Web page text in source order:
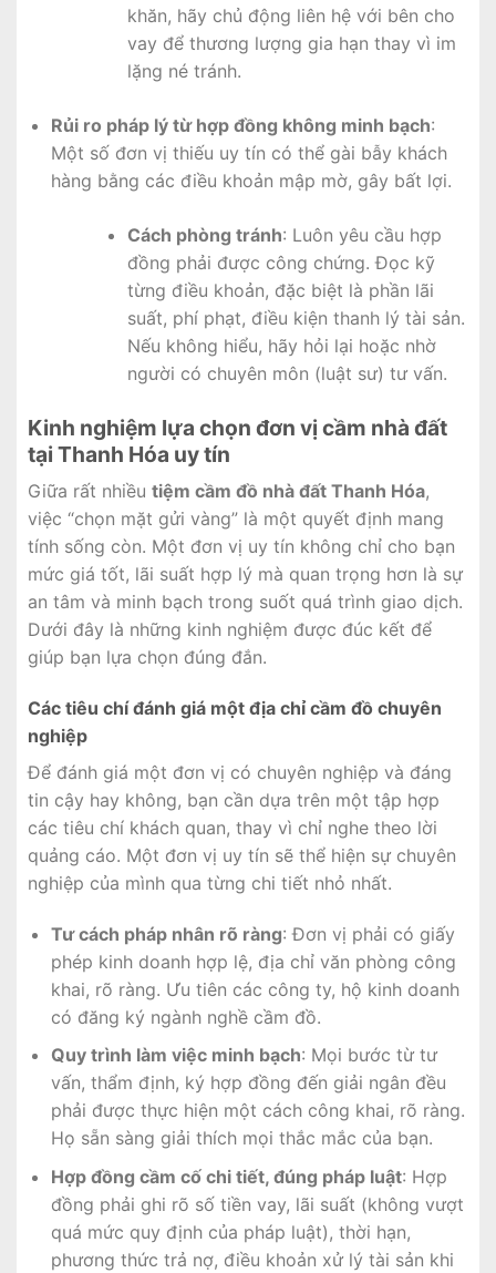
khăn, hãy chủ động liên hệ với bên cho
vay để thương lượng gia hạn thay vì im
lặng né tránh.
Rủi ro pháp lý từ hợp đồng không minh bạch:
Một số đơn vị thiếu uy tín có thể gài bẫy khách
hàng bằng các điều khoản mập mờ, gây bất lợi.
Cách phòng tránh: Luôn yêu cầu hợp
đồng phải được công chứng. Đọc kỹ
từng điều khoản, đặc biệt là phần lãi
suất, phí phạt, điều kiện thanh lý tài sản.
Nếu không hiểu, hãy hỏi lại hoặc nhờ
người có chuyên môn (luật sư) tư vấn.
Kinh nghiệm lựa chọn đơn vị cầm nhà đất
tại Thanh Hóa uy tín
Giữa rất nhiều tiệm cầm đồ nhà đất Thanh Hóa,
việc “chọn mặt gửi vàng” là một quyết định mang
tính sống còn. Một đơn vị uy tín không chỉ cho bạn
mức giá tốt, lãi suất hợp lý mà quan trọng hơn là sự
an tâm và minh bạch trong suốt quá trình giao dịch.
Dưới đây là những kinh nghiệm được đúc kết để
giúp bạn lựa chọn đúng đắn.
Các tiêu chí đánh giá một địa chỉ cầm đồ chuyên
nghiệp
Để đánh giá một đơn vị có chuyên nghiệp và đáng
tin cậy hay không, bạn cần dựa trên một tập hợp
các tiêu chí khách quan, thay vì chỉ nghe theo lời
quảng cáo. Một đơn vị uy tín sẽ thể hiện sự chuyên
nghiệp của mình qua từng chi tiết nhỏ nhất.
Tư cách pháp nhân rõ ràng: Đơn vị phải có giấy
phép kinh doanh hợp lệ, địa chỉ văn phòng công
khai, rõ ràng. Ưu tiên các công ty, hộ kinh doanh
có đăng ký ngành nghề cầm đồ.
Quy trình làm việc minh bạch: Mọi bước từ tư
vấn, thẩm định, ký hợp đồng đến giải ngân đều
phải được thực hiện một cách công khai, rõ ràng.
Họ sẵn sàng giải thích mọi thắc mắc của bạn.
Hợp đồng cầm cố chi tiết, đúng pháp luật: Hợp
đồng phải ghi rõ số tiền vay, lãi suất (không vượt
quá mức quy định của pháp luật), thời hạn,
phương thức trả nợ, điều khoản xử lý tài sản khi